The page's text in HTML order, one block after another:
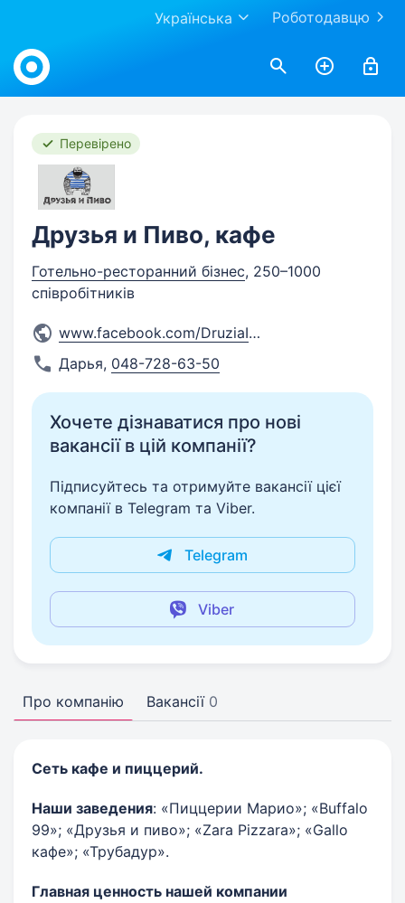
Роботодавцю
Українська
Work.ua
Перевірено
Друзья и Пиво, кафе
Готельно-ресторанний бізнес, 250–1000
співробітників
www.facebook.com/DruziaIpivo
Дарья, 048-728-63-50
Хочете дізнаватися про нові
вакансії в цій компанії?
Підписуйтесь та отримуйте вакансії цієї
компанії в Telegram та Viber.
Telegram
Viber
Про компанію Вакансії 0
Сеть кафе и пиццерий.
Наши заведения: «Пиццерии Марио»; «Buffаlo
99»; «Друзья и пиво»; «Zara Pizzara»; «Gallo
кафе»; «Трубадур».
Главная ценность нашей компании